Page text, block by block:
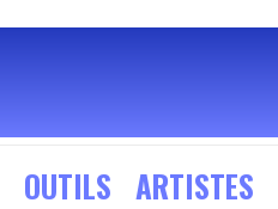
OUTILS ARTISTES